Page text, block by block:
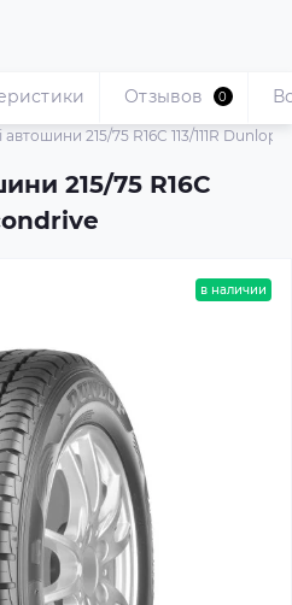
автошини 215/75 R16C 113/111R Dunlop
215/75 R16C
Отзывов 0
в наличии